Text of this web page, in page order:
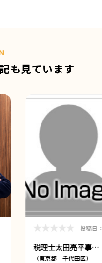
も見ています
投稿日：
税理士太田亮平事…
（東京都 千代田区）